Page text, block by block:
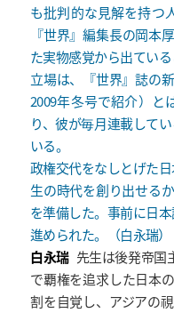
も批判的な見解を持つ
『世界』編集長の岡本
た実物感覚から出てい
立場は、『世界』誌の
2009年冬号で紹介）と
り、彼が毎月連載して
いる。
政権交代をなしとげた
生の時代を創り出せる
を準備した。事前に日
進められた。（白永瑞）
白永瑞 先生は後発帝国
で覇権を追求した日本
割を自覚し、アジアの